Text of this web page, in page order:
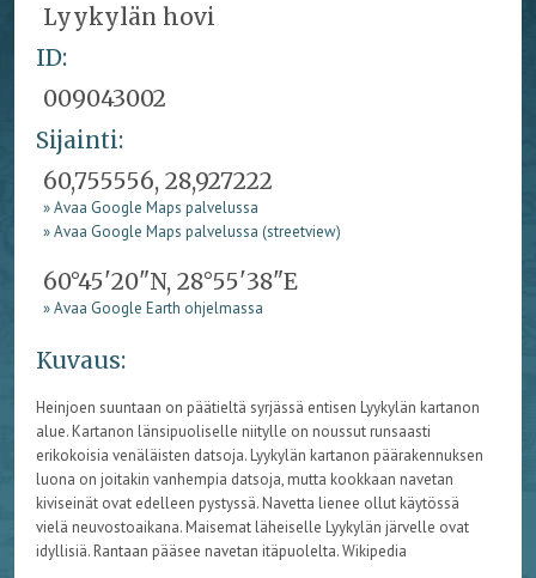
Lyykylän hovi
ID:
009043002
Sijainti:
60,755556, 28,927222
» Avaa Google Maps palvelussa
» Avaa Google Maps palvelussa (streetview)
60°45'20"N, 28°55'38"E
» Avaa Google Earth ohjelmassa
Kuvaus:
Heinjoen suuntaan on päätieltä syrjässä entisen Lyykylän kartanon
alue. Kartanon länsipuoliselle niitylle on noussut runsaasti
erikokoisia venäläisten datsoja. Lyykylän kartanon päärakennuksen
luona on joitakin vanhempia datsoja, mutta kookkaan navetan
kiviseinät ovat edelleen pystyssä. Navetta lienee ollut käytössä
vielä neuvostoaikana. Maisemat läheiselle Lyykylän järvelle ovat
idyllisiä. Rantaan pääsee navetan itäpuolelta. Wikipedia